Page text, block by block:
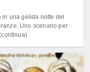
in una gelida notte del
Uno scenario per